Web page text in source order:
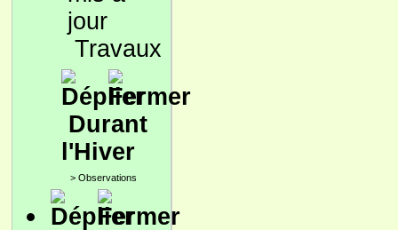
Travaux
Durant
l'Hiver
> Observations